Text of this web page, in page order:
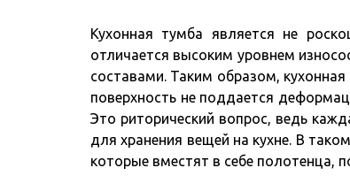
Кухонная тумба является не
отличается высоким уровнем
составами. Таким образом,
поверхность не поддается
Это риторический вопрос, ведь
для хранения вещей на кухне. В
которые вместят в себе полотенца,